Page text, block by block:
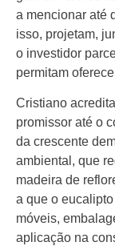
a mencionar até
isso, projetam,
o investidor
permitam
Cristiano
promissor até o
da crescente
ambiental, que
madeira de
a que o
móveis,
aplicação na